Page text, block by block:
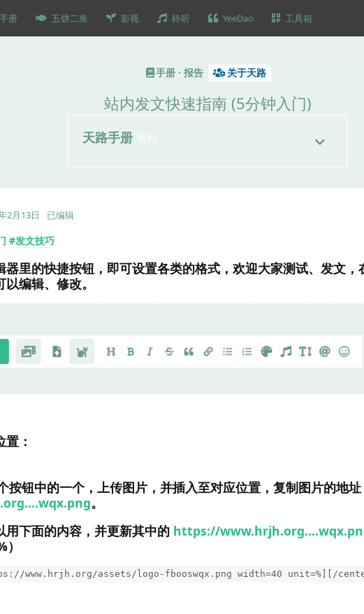
册 五饼二鱼 影视 聆听 YeeDao 工具箱
手册 · 报告 关于天路
站内发文快速指南 (5分钟入门)
天路手册
2月13日 已编辑
#发文技巧
器里的快捷按钮，即可设置各类的格式，欢迎大家测试、发文，
编辑、修改。
：
按钮中的一个，上传图片，并插入至对应位置，复制图片的地
。
用下面的内容，并更新其中的 https://
www.hrjh.org/assets/logo-fbooswqx.png width=40 unit=%][/